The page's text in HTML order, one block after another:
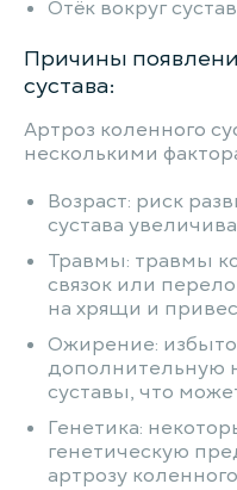
Отёк вокруг
Причины
сустава:
Артроз коленного
несколькими
Возраст: риск
сустава
Травмы: травмы
связок или
на хрящи и
Ожирение:
дополнительную
суставы, что
Генетика:
генетическую
артрозу